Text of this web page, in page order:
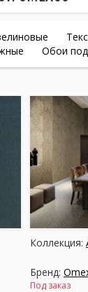
0 товаров
город)
Обои под
Коллекция:
Бренд:
Под заказ